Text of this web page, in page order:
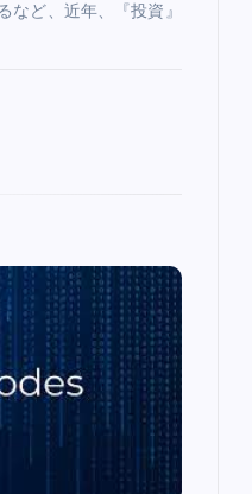
など、近年、『投資』